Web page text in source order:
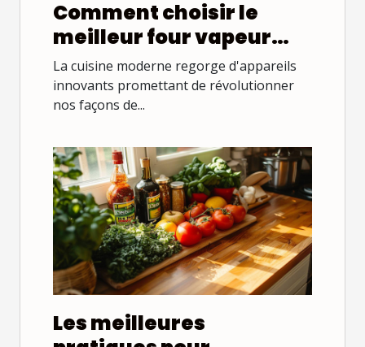
Comment choisir le
meilleur four vapeur
combiné pour votre
cuisine
La cuisine moderne regorge d'appareils
innovants promettant de révolutionner
nos façons de...
Les meilleures